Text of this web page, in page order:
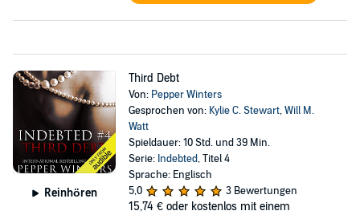
Reinhören
Third Debt
Von: Pepper Winters
Gesprochen von: Kylie C. Stewart,Will M.
Watt
Spieldauer: 10 Std. und 39 Min.
Serie: Indebted, Titel 4
Sprache: Englisch
5,0
3 Bewertungen
15,74 € oder kostenlos mit einem